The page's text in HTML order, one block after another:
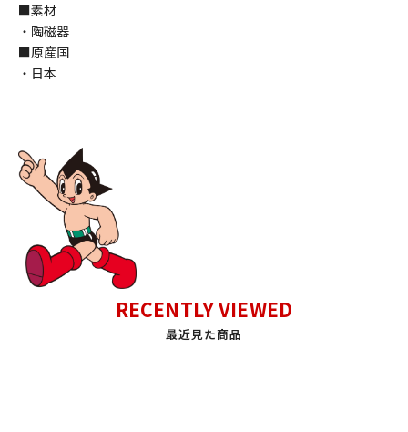
■素材
・陶磁器
■原産国
・日本
RECENTLY VIEWED
最近見た商品